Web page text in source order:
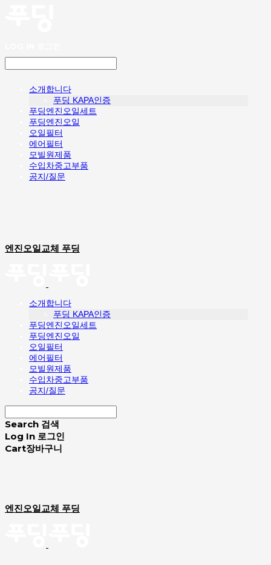
소개합니다
푸딩 KAPA인증
푸딩엔진오일세트
푸딩엔진오일
오일필터
에어필터
모빌원제품
수입차중고부품
공지/질문
엔진오일교체 푸딩
소개합니다
푸딩 KAPA인증
푸딩엔진오일세트
푸딩엔진오일
오일필터
에어필터
모빌원제품
수입차중고부품
공지/질문
Search 검색
Log In 로그인
Cart장바구니
엔진오일교체 푸딩